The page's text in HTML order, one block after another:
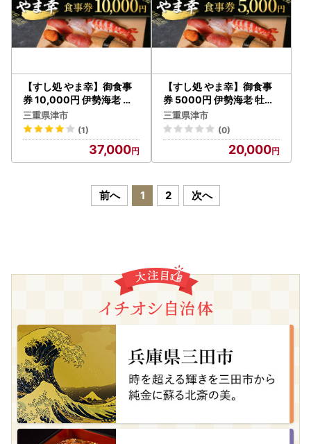
【すし処 やま幸】御食事
券 10,000円 伊勢海老 牡
蠣 鮑 熊野灘 松阪牛 松茸
食事券
三重県津市
(1)
37,000
【すし処 やま幸】御食事
券 5000円 伊勢海老 牡蠣
鮑 熊野灘 松阪牛 松茸 食事
券
三重県津市
(0)
20,000
前へ 1 2 次へ